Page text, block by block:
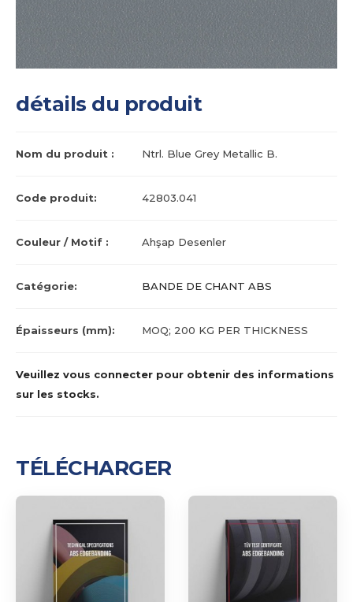
Ntrl. Blue Grey Metallic B.
détails du produit
Nom du produit : Ntrl. Blue Grey Metallic B.
Code produit: 42803.041
Couleur / Motif : Ahşap Desenler
Catégorie: BANDE DE CHANT ABS
Épaisseurs (mm): MOQ; 200 KG PER THICKNESS
Veuillez vous connecter pour obtenir des informations
sur les stocks.
TÉLÉCHARGER